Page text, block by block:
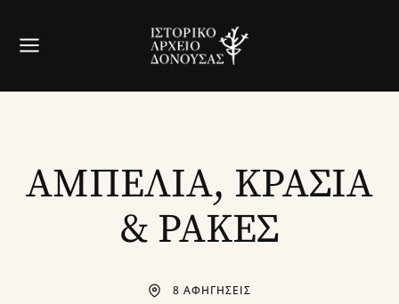
ΑΜΠΕΛΙΑ, ΚΡΑΣΙΑ
& ΡΑΚΕΣ
8 ΑΦΗΓΗΣΕΙΣ